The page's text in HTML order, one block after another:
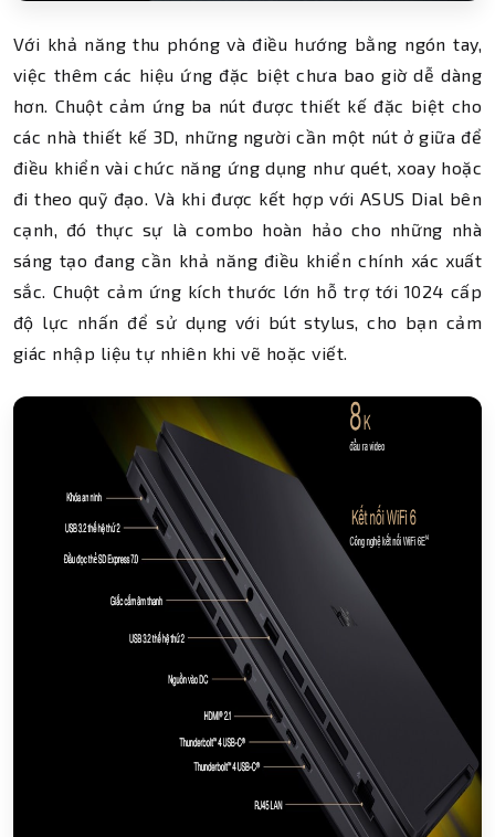
Với khả năng thu phóng và điều hướng bằng ngón tay,
việc thêm các hiệu ứng đặc biệt chưa bao giờ dễ dàng
hơn. Chuột cảm ứng ba nút được thiết kế đặc biệt cho
các nhà thiết kế 3D, những người cần một nút ở giữa để
điều khiển vài chức năng ứng dụng như quét, xoay hoặc
đi theo quỹ đạo. Và khi được kết hợp với ASUS Dial bên
cạnh, đó thực sự là combo hoàn hảo cho những nhà
sáng tạo đang cần khả năng điều khiển chính xác xuất
sắc. Chuột cảm ứng kích thước lớn hỗ trợ tới 1024 cấp
độ lực nhấn để sử dụng với bút stylus, cho bạn cảm
giác nhập liệu tự nhiên khi vẽ hoặc viết.